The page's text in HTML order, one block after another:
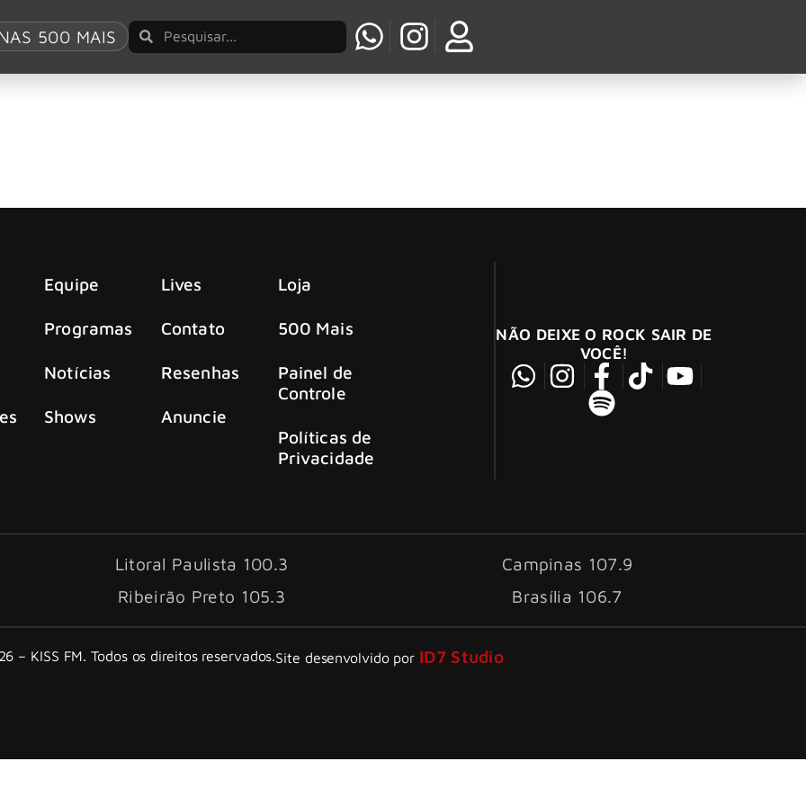
500 MAIS
Equipe
Programas
Notícias
Shows
Lives
Contato
Resenhas
Anuncie
Loja
500 Mais
Painel de
Controle
Políticas de
Privacidade
NÃO DEIXE O ROCK SAIR DE
VOCÊ!
Litoral Paulista 100.3
Campinas 107.9
Ribeirão Preto 105.3 Brasília 106.7
– KISS FM. Todos os direitos reservados.Site desenvolvido por ID7 Studio